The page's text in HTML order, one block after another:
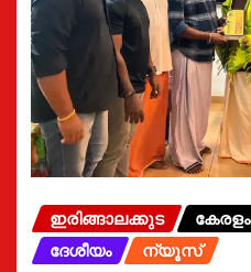
ഇരിങ്ങാലക്കുട കേരളം
ദേശീയം
ന്യൂസ്